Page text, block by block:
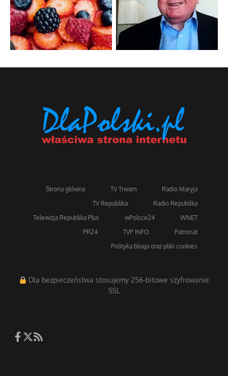
Strona główna TV Trwam
Radio Maryja
TV Republika
Radio Republika
Telewizja Republika Plus
wPolsce24
WNET
PR24
TVP INFO
Patronat
Polityka bloga oraz pliki cookies
Dla bezpieczeństwa stosujemy 256-bitowe szyfrowanie
SSL